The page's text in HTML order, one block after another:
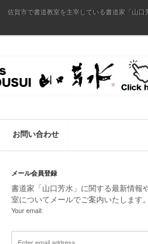
佐賀市で書道教室を主宰している書道家「山口
お問い合わせ
メール会員登録
書道家「山口芳水」に関する最新情報
室についてメールでご案内いたします。
Your email: